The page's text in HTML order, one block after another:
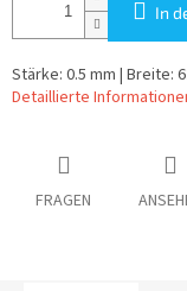
In
Stärke: 0.5 mm | Breite:
Detaillierte
FRAGEN